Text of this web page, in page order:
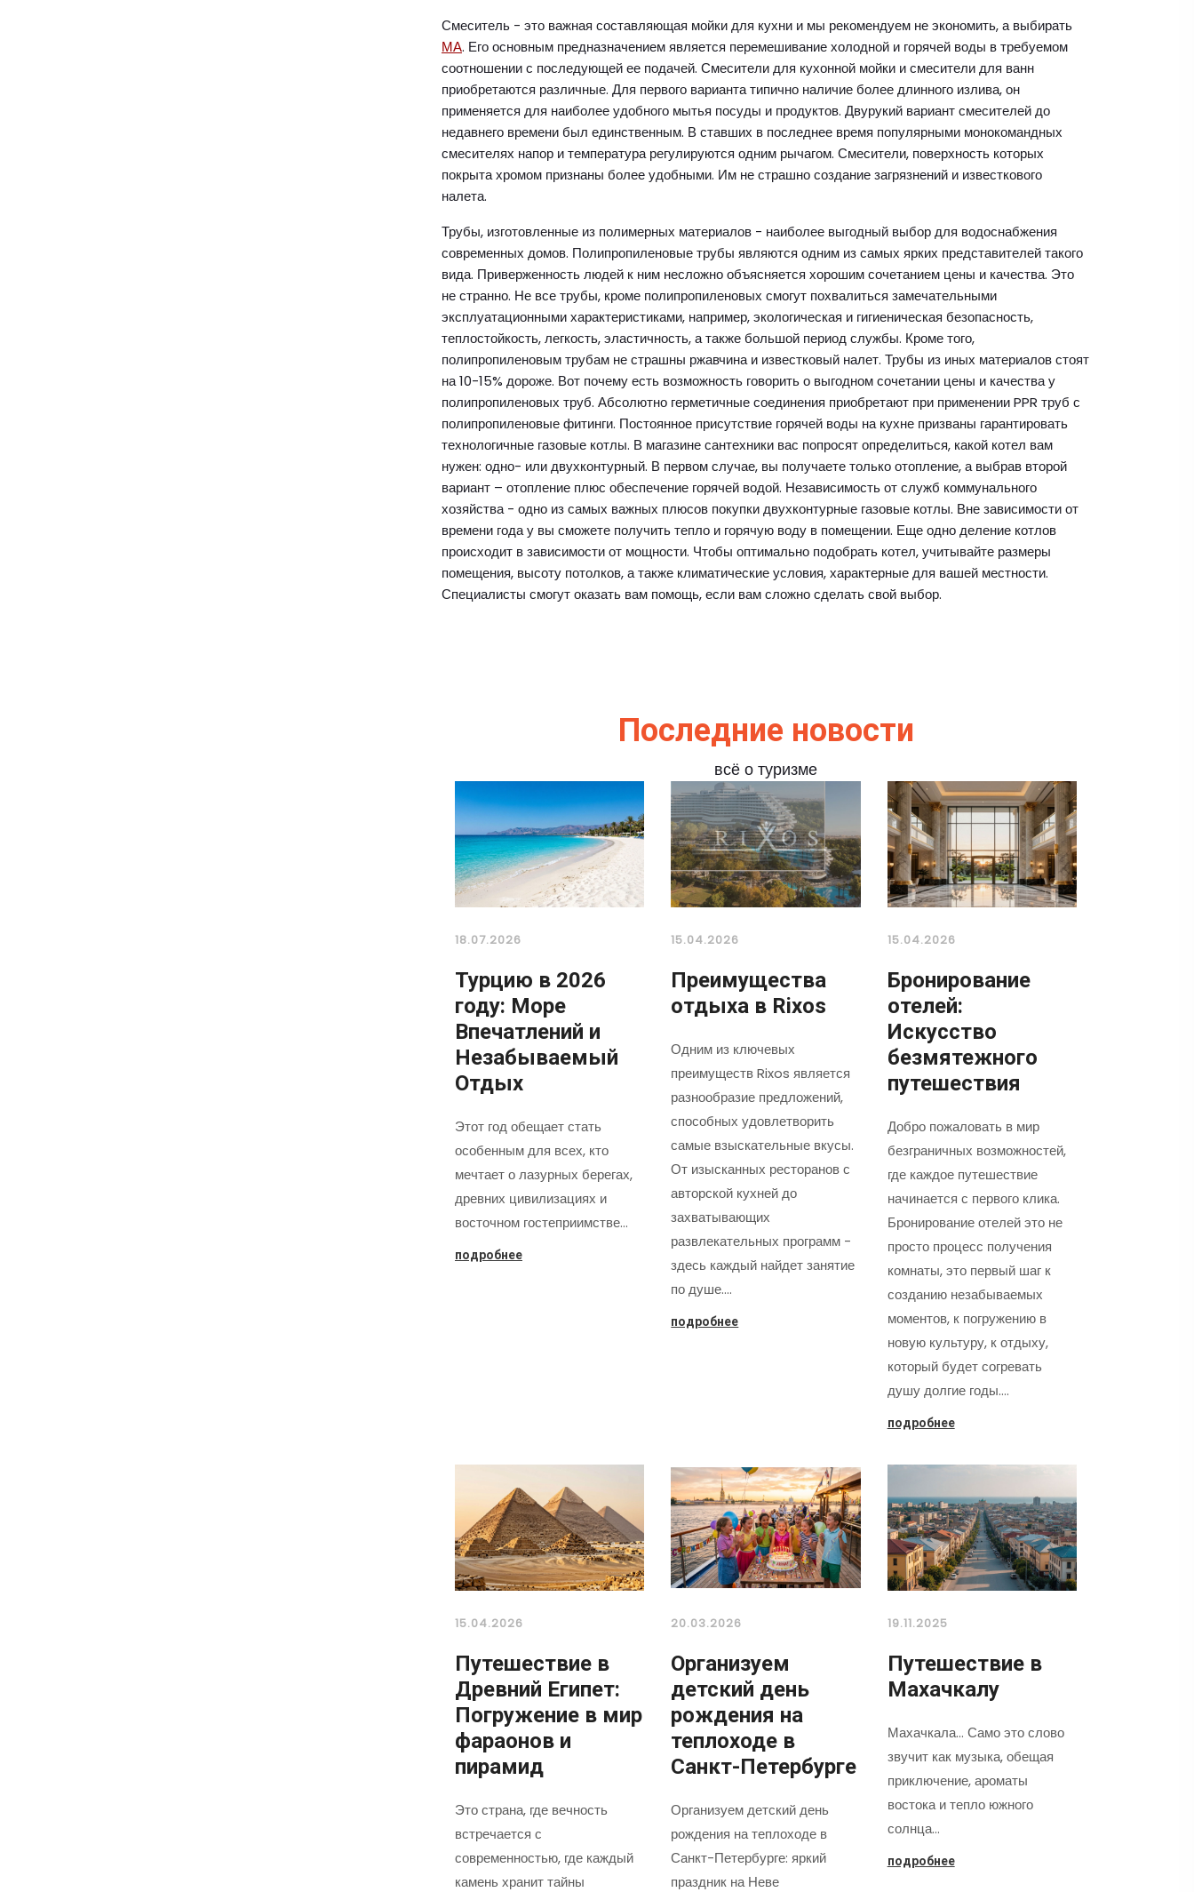
Смеситель - это важная составляющая мойки для кухни и мы рекомендуем не экономить, а выбирать
МА. Его основным предназначением является перемешивание холодной и горячей воды в требуемом
соотношении с последующей ее подачей. Смесители для кухонной мойки и смесители для ванн
приобретаются различные. Для первого варианта типично наличие более длинного излива, он
применяется для наиболее удобного мытья посуды и продуктов. Двурукий вариант смесителей до
недавнего времени был единственным. В ставших в последнее время популярными монокомандных
смесителях напор и температура регулируются одним рычагом. Смесители, поверхность которых
покрыта хромом признаны более удобными. Им не страшно создание загрязнений и известкового
налета.
Трубы, изготовленные из полимерных материалов - наиболее выгодный выбор для водоснабжения
современных домов. Полипропиленовые трубы являются одним из самых ярких представителей такого
вида. Приверженность людей к ним несложно объясняется хорошим сочетанием цены и качества. Это
не странно. Не все трубы, кроме полипропиленовых смогут похвалиться замечательными
эксплуатационными характеристиками, например, экологическая и гигиеническая безопасность,
теплостойкость, легкость, эластичность, а также большой период службы. Кроме того,
полипропиленовым трубам не страшны ржавчина и известковый налет. Трубы из иных материалов стоят
на 10-15% дороже. Вот почему есть возможность говорить о выгодном сочетании цены и качества у
полипропиленовых труб. Абсолютно герметичные соединения приобретают при применении PPR труб с
полипропиленовые фитинги. Постоянное присутствие горячей воды на кухне призваны гарантировать
технологичные газовые котлы. В магазине сантехники вас попросят определиться, какой котел вам
нужен: одно- или двухконтурный. В первом случае, вы получаете только отопление, а выбрав второй
вариант – отопление плюс обеспечение горячей водой. Независимость от служб коммунального
хозяйства - одно из самых важных плюсов покупки двухконтурные газовые котлы. Вне зависимости от
времени года у вы сможете получить тепло и горячую воду в помещении. Еще одно деление котлов
происходит в зависимости от мощности. Чтобы оптимально подобрать котел, учитывайте размеры
помещения, высоту потолков, а также климатические условия, характерные для вашей местности.
Специалисты смогут оказать вам помощь, если вам сложно сделать свой выбор.
Последние новости
всё о туризме
18.07.2026
Турцию в 2026
году: Море
Впечатлений и
Незабываемый
Отдых
Этот год обещает стать
особенным для всех, кто
мечтает о лазурных берегах,
древних цивилизациях и
восточном гостеприимстве…
подробнее
15.04.2026
Преимущества
отдыха в Rixos
Одним из ключевых
преимуществ Rixos является
разнообразие предложений,
способных удовлетворить
самые взыскательные вкусы.
От изысканных ресторанов с
авторской кухней до
захватывающих
развлекательных программ -
здесь каждый найдет занятие
по душе.…
подробнее
15.04.2026
Бронирование
отелей:
Искусство
безмятежного
путешествия
Добро пожаловать в мир
безграничных возможностей,
где каждое путешествие
начинается с первого клика.
Бронирование отелей это не
просто процесс получения
комнаты, это первый шаг к
созданию незабываемых
моментов, к погружению в
новую культуру, к отдыху,
который будет согревать
душу долгие годы.…
подробнее
15.04.2026
Путешествие в
Древний Египет:
Погружение в мир
фараонов и
пирамид
Это страна, где вечность
встречается с
современностью, где каждый
камень хранит тайны
20.03.2026
Организуем
детский день
рождения на
теплоходе в
Санкт-Петербурге
Организуем детский день
рождения на теплоходе в
Санкт-Петербурге: яркий
праздник на Неве
19.11.2025
Путешествие в
Махачкалу
Махачкала... Само это слово
звучит как музыка, обещая
приключение, ароматы
востока и тепло южного
солнца…
подробнее